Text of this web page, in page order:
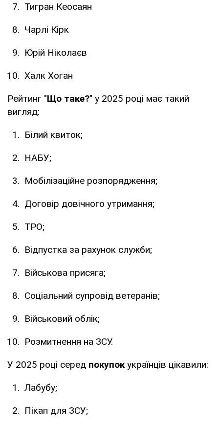
Тигран Кеосаян
Чарлі Кірк
Юрій Ніколаєв
Халк Хоган
Рейтинг "Що таке?" у 2025 році має такий
вигляд:
Білий квиток;
НАБУ;
Мобілізаційне розпорядження;
Договір довічного утримання;
ТРО;
Відпустка за рахунок служби;
Військова присяга;
Соціальний супровід ветеранів;
Військовий облік;
Розмитнення на ЗСУ.
У 2025 році серед покупок українців цікавили:
Лабубу;
Пікап для ЗСУ;